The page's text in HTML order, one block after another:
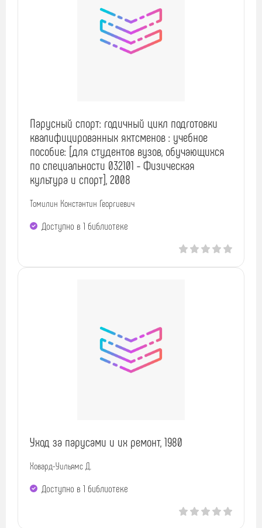
Парусный спорт: годичный цикл подготовки
квалифицированных яхтсменов : учебное
пособие: [для студентов вузов, обучающихся
по специальности 032101 - Физическая
культура и спорт], 2008
Томилин Константин Георгиевич
Доступно в 1 библиотекe
Уход за парусами и их ремонт, 1980
Ховард-Уильямс Д.
Доступно в 1 библиотекe